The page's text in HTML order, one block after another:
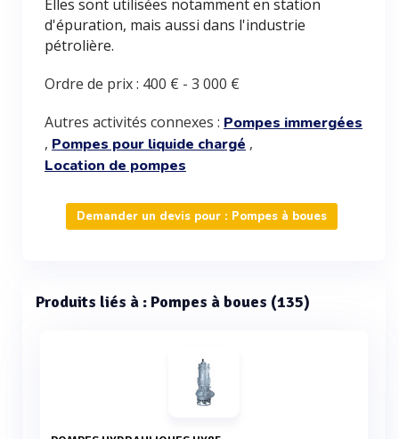
Elles sont utilisées notamment en station
d'épuration, mais aussi dans l'industrie
pétrolière.
Ordre de prix : 400 € - 3 000 €
Autres activités connexes : Pompes immergées
, Pompes pour liquide chargé ,
Location de pompes
Demander un devis pour : Pompes à boues
Produits liés à : Pompes à boues (135)